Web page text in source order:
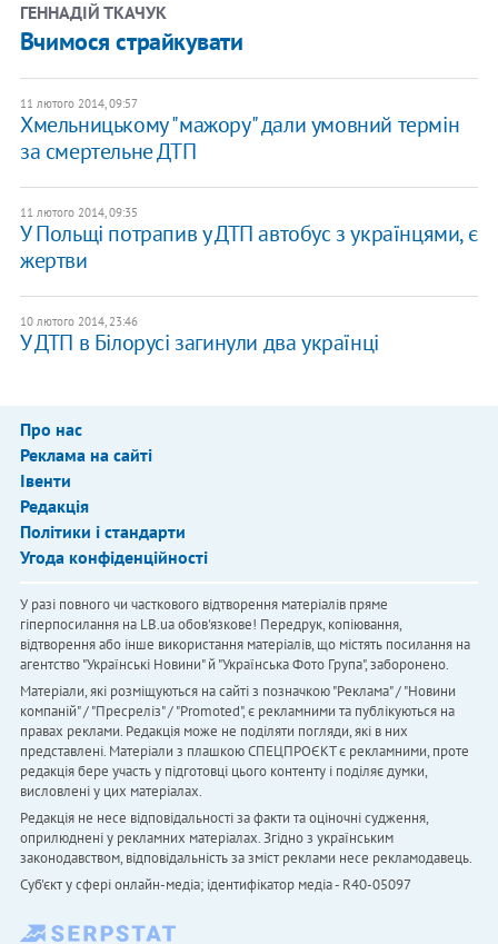
ГЕННАДІЙ ТКАЧУК
Вчимося страйкувати
11 лютого 2014, 09:57
Хмельницькому "мажору" дали умовний термін
за смертельне ДТП
11 лютого 2014, 09:35
У Польщі потрапив у ДТП автобус з українцями, є
жертви
10 лютого 2014, 23:46
У ДТП в Білорусі загинули два українці
Про нас
Реклама на сайті
Івенти
Редакція
Політики і стандарти
Угода конфіденційності
У разі повного чи часткового відтворення матеріалів пряме
гіперпосилання на LB.ua обов'язкове! Передрук, копіювання,
відтворення або інше використання матеріалів, що містять посилання на
агентство "Українськi Новини" й "Українська Фото Група", заборонено.
Матеріали, які розміщуються на сайті з позначкою "Реклама" / "Новини
компаній" / "Пресреліз" / "Promoted", є рекламними та публікуються на
правах реклами. Редакція може не поділяти погляди, які в них
представлені. Матеріали з плашкою СПЕЦПРОЄКТ є рекламними, проте
редакція бере участь у підготовці цього контенту і поділяє думки,
висловлені у цих матеріалах.
Редакція не несе відповідальності за факти та оціночні судження,
оприлюднені у рекламних матеріалах. Згідно з українським
законодавством, відповідальність за зміст реклами несе рекламодавець.
Cуб'єкт у сфері онлайн-медіа; ідентифікатор медіа - R40-05097